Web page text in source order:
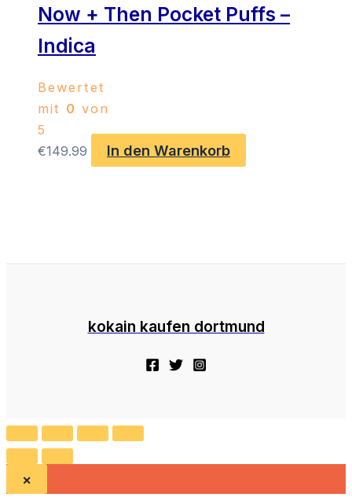
Now + Then Pocket Puffs –
Indica
Bewertet
mit 0 von
5
€149.99 In den Warenkorb
kokain kaufen dortmund
×